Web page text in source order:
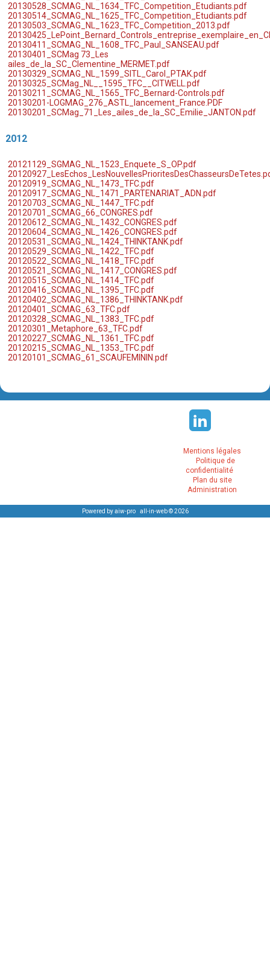
20130528_SCMAG_NL_1634_TFC_Competition_Etudiants.pdf
20130514_SCMAG_NL_1625_TFC_Competition_Etudiants.pdf
20130503_SCMAG_NL_1623_TFC_Competition_2013.pdf
20130411_SCMAG_NL_1608_TFC_Paul_SANSEAU.pdf
20130401_SCMag 73_Les
ailes_de_la_SC_Clementine_MERMET.pdf
20130329_SCMAG_NL_1599_SITL_Carol_PTAK.pdf
20130325_SCMag_NL__1595_TFC__CITWELL.pdf
20130211_SCMAG_NL_1565_TFC_Bernard-Controls.pdf
20130201-LOGMAG_276_ASTL_lancement_France.PDF
20130201_SCMag_71_Les_ailes_de_la_SC_Emilie_JANTON.pdf
2012
20121129_SGMAG_NL_1523_Enquete_S_OP.pdf
20120919_SCMAG_NL_1473_TFC.pdf
20120917_SCMAG_NL_1471_PARTENARIAT_ADN.pdf
20120703_SCMAG_NL_1447_TFC.pdf
20120701_SCMAG_66_CONGRES.pdf
20120612_SCMAG_NL_1432_CONGRES.pdf
20120604_SCMAG_NL_1426_CONGRES.pdf
20120531_SCMAG_NL_1424_THINKTANK.pdf
20120529_SCMAG_NL_1422_TFC.pdf
20120522_SCMAG_NL_1418_TFC.pdf
20120521_SCMAG_NL_1417_CONGRES.pdf
20120515_SCMAG_NL_1414_TFC.pdf
20120416_SCMAG_NL_1395_TFC.pdf
20120402_SCMAG_NL_1386_THINKTANK.pdf
20120401_SCMAG_63_TFC.pdf
20120328_SCMAG_NL_1383_TFC.pdf
20120301_Metaphore_63_TFC.pdf
20120227_SCMAG_NL_1361_TFC.pdf
20120215_SCMAG_NL_1353_TFC.pdf
20120101_SCMAG_61_SCAUFEMININ.pdf
Mentions légales
Politique de
confidentialité
Plan du site
Administration
Powered by aiw-pro| all-in-web © 2026